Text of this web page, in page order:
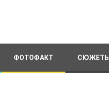
ФОТОФАКТ СЮЖЕТЫ